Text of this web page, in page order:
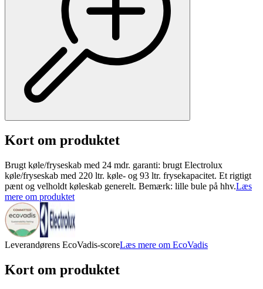
Kort om produktet
Brugt køle/fryseskab med 24 mdr. garanti: brugt Electrolux
køle/fryseskab med 220 ltr. køle- og 93 ltr. frysekapacitet. Et rigtigt
pænt og velholdt køleskab generelt. Bemærk: lille bule på hhv.Læs
mere om produktet
Leverandørens EcoVadis-scoreLæs mere om EcoVadis
Kort om produktet